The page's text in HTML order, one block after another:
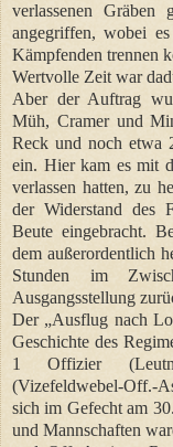
verlassenen Gräben
angegriffen, wobei
Kämpfenden trennen
Wertvolle Zeit war
Aber der Auftrag
Müh, Cramer und
Reck und noch etwa
ein. Hier kam es mit
verlassen hatten, zu
der Widerstand des
Beute eingebracht.
dem außerordentlich
Stunden im
Ausgangsstellung
Der „Ausflug nach
Geschichte des
1 Offizier
(Vizefeldwebel-Off.-
sich im Gefecht am
und Mannschaften